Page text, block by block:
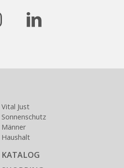
Vital Just
Sonnenschutz
Männer
Haushalt
KATALOG